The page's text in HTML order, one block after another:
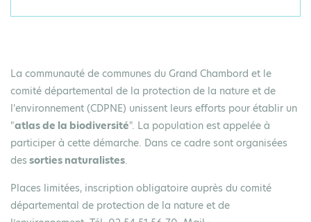
La communauté de communes du Grand Chambord et le
comité départemental de la protection de la nature et de
l'environnement (CDPNE) unissent leurs efforts pour établir un
"atlas de la biodiversité". La population est appelée à
participer à cette démarche. Dans ce cadre sont organisées
dessorties naturalistes.
Places limitées, inscription obligatoire auprès du comité
départemental de protection de la nature et de